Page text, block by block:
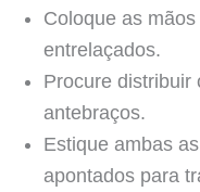
Coloque as
entrelaçados.
Procure distribuir
antebraços.
Estique ambas
apontados para